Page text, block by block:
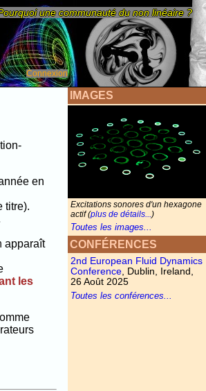
Connexion
une communauté du non linéaire ?
en
titre).
apparaît
les
IMAGES
Excitations sonores d'un hexagone
actif (plus de détails...)
Toutes les images...
CONFÉRENCES
2nd European Fluid Dynamics
Conference , Dublin, Ireland,
26 Août 2025
Toutes les conférences...